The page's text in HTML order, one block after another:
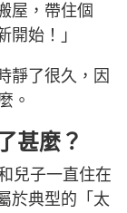
屋，帶住個
開始！」
靜了很久，因
。
甚麼？
兒子一直住在
於典型的「太